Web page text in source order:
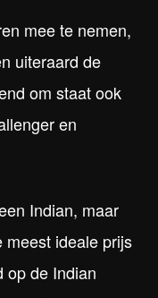
mee te nemen,
uiteraard de
om staat ook
en
Indian, maar
meest ideale prijs
op de Indian